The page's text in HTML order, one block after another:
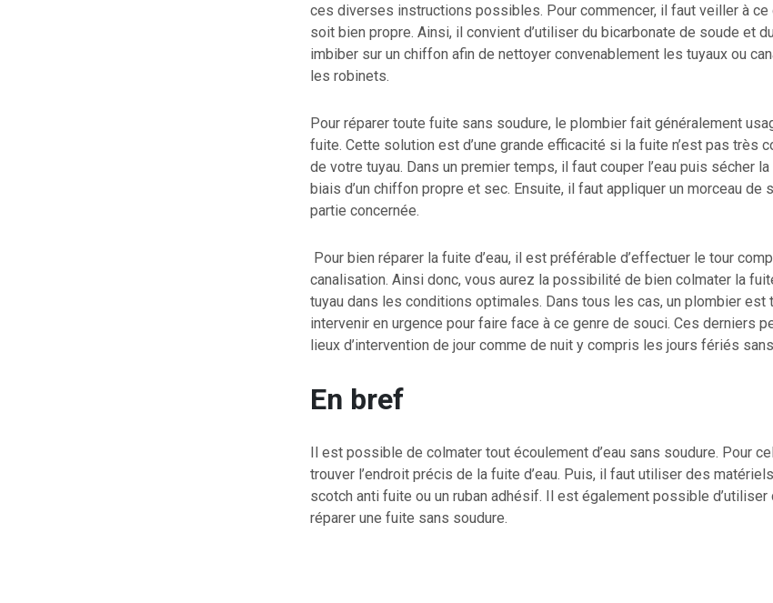
ces diverses instructions possibles. Pour commencer, il faut veiller à ce
soit bien propre. Ainsi, il convient d’utiliser du bicarbonate de soude et
imbiber sur un chiffon afin de nettoyer convenablement les tuyaux ou
les robinets.
Pour réparer toute fuite sans soudure, le plombier fait généralement
fuite. Cette solution est d’une grande efficacité si la fuite n’est pas très
de votre tuyau. Dans un premier temps, il faut couper l’eau puis sécher
biais d’un chiffon propre et sec. Ensuite, il faut appliquer un morceau de
partie concernée.
Pour bien réparer la fuite d’eau, il est préférable d’effectuer le tour
canalisation. Ainsi donc, vous aurez la possibilité de bien colmater la
tuyau dans les conditions optimales. Dans tous les cas, un plombier est
intervenir en urgence pour faire face à ce genre de souci. Ces derniers
lieux d’intervention de jour comme de nuit y compris les jours fériés
En bref
Il est possible de colmater tout écoulement d’eau sans soudure. Pour
trouver l’endroit précis de la fuite d’eau. Puis, il faut utiliser des
scotch anti fuite ou un ruban adhésif. Il est également possible d’utiliser
réparer une fuite sans soudure.